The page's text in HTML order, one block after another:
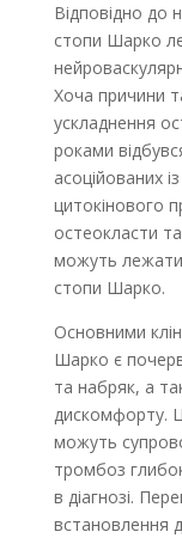
Відповідно до
стопи Шарко
Хоча причини
ускладнення
роками
асоційованих
цитокінового
остеокласти
можуть лежати
стопи Шарко.
Основними
Шарко є
та набряк, а
дискомфорту.
можуть
тромбоз
в діаг­нозі.
встановлення